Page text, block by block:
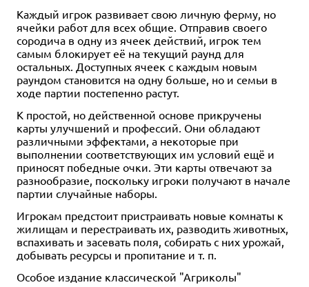
Каждый игрок развивает свою личную ферму, но
ячейки работ для всех общие. Отправив своего
сородича в одну из ячеек действий, игрок тем
самым блокирует её на текущий раунд для
остальных. Доступных ячеек с каждым новым
раундом становится на одну больше, но и семьи в
ходе партии постепенно растут.
К простой, но действенной основе прикручены
карты улучшений и профессий. Они обладают
различными эффектами, а некоторые при
выполнении соответствующих им условий ещё и
приносят победные очки. Эти карты отвечают за
разнообразие, поскольку игроки получают в начале
партии случайные наборы.
Игрокам предстоит пристраивать новые комнаты к
жилищам и перестраивать их, разводить животных,
вспахивать и засевать поля, собирать с них урожай,
добывать ресурсы и пропитание и т. п.
Особое издание классической "Агриколы"